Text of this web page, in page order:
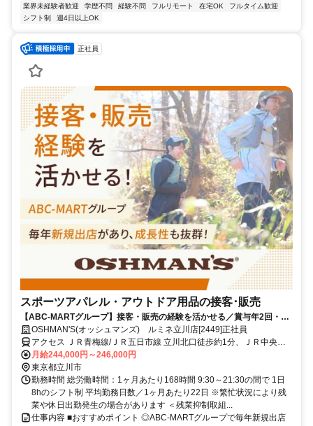
業界未経験者歓迎 学歴不問 経験不問 フルリモート 在宅OK
フルタイム歓迎
シフト制
週4日以上OK
正社員
スポーツアパレル・アウトドア用品の接客･販売
【ABC-MARTグループ】接客・販売の経験を活かせる／賞与年2回・昇
給あり・キャリアアップ前提採用・私服OK・個人ノルマなし
OSHMAN'S(オッシュマンズ) ルミネ立川店[2449]正社員
アクセス ＪＲ青梅線/ＪＲ五日市線 立川北口徒歩約1分、ＪＲ中央本
線 立川北口徒歩約1分、ＪＲ南武線 立川北口徒歩約1分
月給244,000円～246,000円
東京都立川市
勤務時間 総労働時間：1ヶ月あたり168時間 9:30～21:30の間で 1日
8hのシフト制 平均勤務日数／1ヶ月あたり22日 ※繁忙状況により残
業や休日出勤発生の場合があります ＜残業抑制取組...
仕事内容 ■おすすめポイント ◎ABC-MARTグループで毎年新規出店